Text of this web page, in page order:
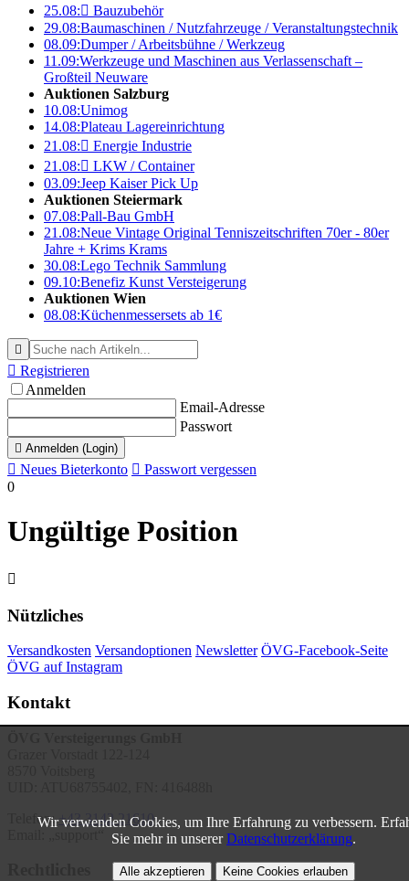
25.08: Bauzubehör
29.08:Baumaschinen / Nutzfahrzeuge / Veranstaltungstechnik
08.09:Dumper / Arbeitsbühne / Werkzeug
11.09:Werkzeuge und Maschinen aus Verlassenschaft –
Großteil Neuware
Auktionen Salzburg
10.08:Unimog
14.08:Plateau Lagereinrichtung
21.08: Energie Industrie
21.08: LKW / Container
03.09:Jeep Kaiser Pick Up
Auktionen Steiermark
07.08:Pall-Bau GmbH
21.08:Neue Vintage Original Tenniszeitschriften 70er - 80er
Jahre + Krims Krams
30.08:Lego Technik Sammlung
09.10:Benefiz Kunst Versteigerung
Auktionen Wien
08.08:Küchenmessersets ab 1€

 Registrieren
Anmelden
Email-Adresse
Passwort
 Anmelden (Login)
 Neues Bieterkonto  Passwort vergessen
Wir verwenden Cookies, um Ihre Erfahrung zu verbessern.
Sie mehr in unsererDatenschutzerklärung.
Alle akzeptieren Keine Cookies erlauben
0
Ungültige Position

Nützliches
Versandkosten Versandoptionen Newsletter ÖVG-Facebook-Seite
ÖVG auf Instagram
Kontakt
Telefon:+43 3142 21610